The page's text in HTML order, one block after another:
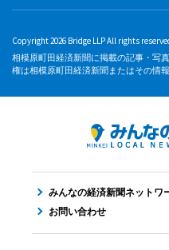
Copyright 2026 Bridge LLP All rights
相模原町田経済新聞に掲載の記事・写
権は相模原町田経済新聞またはその情
みんなの経済新聞ネットワ
お問い合わせ